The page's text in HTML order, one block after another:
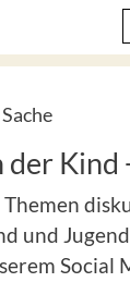
Kind
und
Social